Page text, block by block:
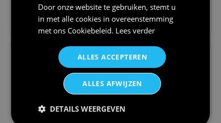
€24,95
V-hals shirt rood wit blauw st...
Door onze website te gebruiken, stemt u
in met alle cookies in overeenstemming
met ons Cookiebeleid. Lees verder
ALLES ACCEPTEREN
ALLES AFWIJZEN
DETAILS WEERGEVEN